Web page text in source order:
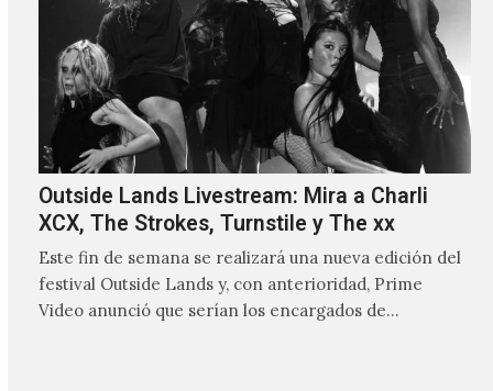
Outside Lands Livestream: Mira a Charli
XCX, The Strokes, Turnstile y The xx
Este fin de semana se realizará una nueva edición del
festival Outside Lands y, con anterioridad, Prime
Video anunció que serían los encargados de